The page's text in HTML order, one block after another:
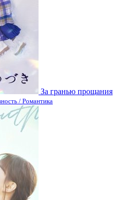
За гранью прощания
/ Романтика